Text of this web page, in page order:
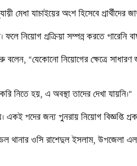
মেধা যাচাইয়ের অংশ হিসেবে
নিয়োগ প্রক্রিয়া সম্পন্ন করতে পারেনি
নিয়োগের ক্ষেত্রে সাধারণ জ্ঞান
নিতে হয়, এ অবস্থা তাদের দেখা যায়নি।”
একই পদের জন্য পুনরায় নিয়োগ বিজ্ঞপ্তি
ওসি রাশেদুল ইসলাম, উপজেলা